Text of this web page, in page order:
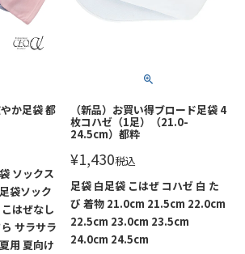
か足袋 都
ソックス
袋ソック
はぜなし
サラサラ
用 夏向け
（新品）お買い得ブロード足袋 4
枚コハゼ（1足）（21.0-
24.5cm）都粋
¥1,430税込
足袋 白足袋 こはぜ コハゼ 白 た
び 着物 21.0cm 21.5cm 22.0cm
22.5cm 23.0cm 23.5cm
24.0cm 24.5cm